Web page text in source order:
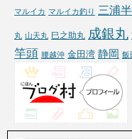
マルイカ マルイカ釣り 三浦
丸 山天丸 巳之助丸 成銀丸
竿頭 腰越沖 金田湾 静岡 飯